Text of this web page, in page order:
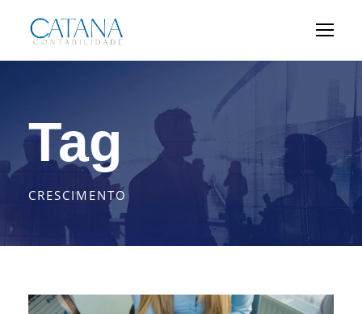
Tag
CRESCIMENTO